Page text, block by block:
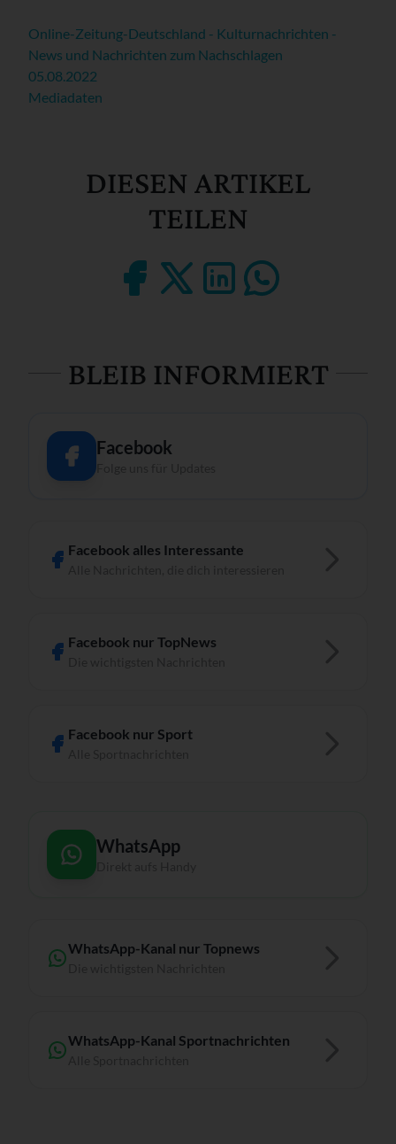
Online-Zeitung-Deutschland - Kulturnachrichten -
News und Nachrichten zum Nachschlagen
05.08.2022
Mediadaten
DIESEN ARTIKEL
TEILEN
BLEIB INFORMIERT
Facebook
Facebook alles Interessante
Facebook nur TopNews
Facebook nur Sport
WhatsApp
WhatsApp-Kanal nur Topnews
WhatsApp-Kanal Sportnachrichten